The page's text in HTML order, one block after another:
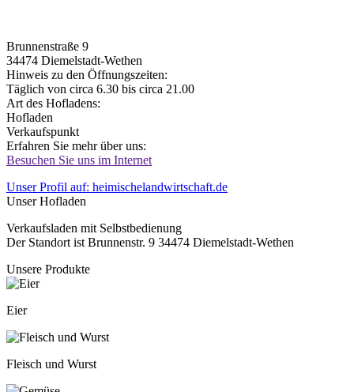
Brunnenstraße 9
34474 Diemelstadt-Wethen
Hinweis zu den Öffnungszeiten:
Täglich von circa 6.30 bis circa 21.00
Art des Hofladens:
Hofladen
Verkaufspunkt
Erfahren Sie mehr über uns:
Besuchen Sie uns im Internet
Unser Profil auf: heimischelandwirtschaft.de
Unser Hofladen
Verkaufsladen mit Selbstbedienung
Der Standort ist Brunnenstr. 9 34474 Diemelstadt-Wethen
Unsere Produkte
Eier
Fleisch und Wurst